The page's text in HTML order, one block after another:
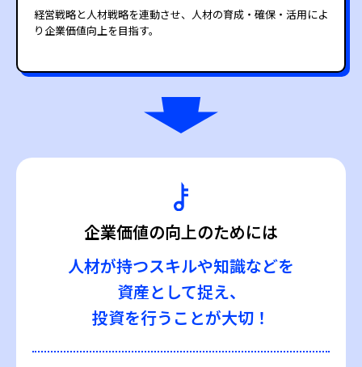
経営戦略と人材戦略を連動させ、人材の育成・確保・活用によ
り企業価値向上を目指す。
企業価値の向上のためには
人材が持つスキルや知識などを
資産として捉え、
投資を行うことが大切！